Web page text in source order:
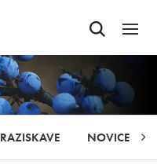
Odpri iskalnik
Odpri
RAZISKAVE NOVICE